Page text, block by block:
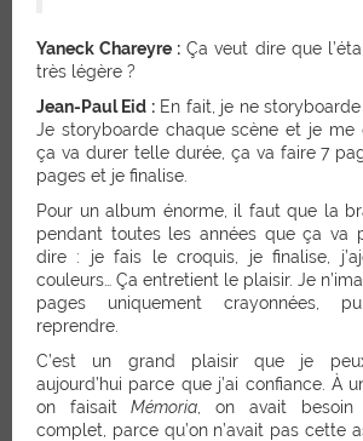
Yaneck Chareyre : Ça veut dire que
très légère ?
Jean-Paul Eid :En fait, je ne
Je storyboarde chaque scène et je me
ça va durer telle durée, ça va faire 7
pages et je finalise.
Pour un album énorme, il faut que la
pendant toutes les années que ça va
dire : je fais le croquis, je finalise,
couleurs… Ça entretient le plaisir. Je
pages uniquement crayonnées,
reprendre.
C’est un grand plaisir que je
aujourd’hui parce que j’ai confiance. À
on faisaitMémoria , on avait besoin
complet, parce qu’on n’avait pas cette